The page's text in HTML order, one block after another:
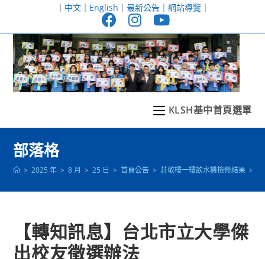
至
｜ 中文｜ English ｜ 最新公告｜ 網站導覽｜
KLSH基中首頁選單
部落格
> 2025 年 > 8 月 > 25 日 > 首頁公告 > 莊敬樓一樓飲水機檢修結果 >
【轉知訊息】台北市立大學傑
出校友徵選辦法